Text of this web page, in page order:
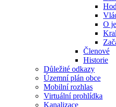
O
Členové
Historie
Důležité odkazy
Územní plán obce
Mobilní rozhlas
Virtuální prohlídka
Kanalizace